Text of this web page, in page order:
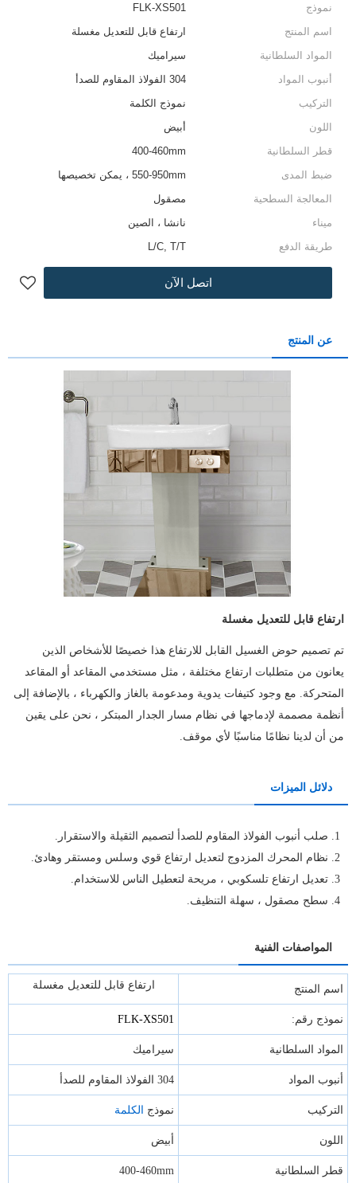
نموذج
FLK-XS501
اسم المنتج
ارتفاع قابل للتعديل مغسلة
المواد السلطانية
سيراميك
أنبوب المواد
304 الفولاذ المقاوم للصدأ
التركيب
نموذج الكلمة
اللون
أبيض
قطر السلطانية
400-460mm
ضبط المدى
550-950mm ، يمكن تخصيصها
المعالجة السطحية
مصقول
ميناء
نانشا ، الصين
طريقة الدفع
L/C, T/T
اتصل الآن
عن المنتج
ارتفاع قابل للتعديل مغسلة
تم تصميم حوض الغسيل القابل للارتفاع هذا خصيصًا للأشخاص الذين
يعانون من متطلبات ارتفاع مختلفة ، مثل مستخدمي المقاعد أو المقاعد
المتحركة. مع وجود كتيفات يدوية ومدعومة بالغاز والكهرباء ، بالإضافة إلى
أنظمة مصممة لإدماجها في نظام مسار الجدار المبتكر ، نحن على يقين
من أن لدينا نظامًا مناسبًا لأي موقف.
دلائل الميزات
1. صلب أنبوب الفولاذ المقاوم للصدأ لتصميم الثقيلة والاستقرار.
2. نظام المحرك المزدوج لتعديل ارتفاع قوي وسلس ومستقر وهادئ.
3. تعديل ارتفاع تلسكوبي ، مريحة لتعطيل الناس للاستخدام.
4. سطح مصقول ، سهلة التنظيف.
المواصفات الفنية
اسم المنتج ارتفاع قابل للتعديل مغسلة
نموذج رقم: FLK-XS501
المواد السلطانية سيراميك
أنبوب المواد 304 الفولاذ المقاوم للصدأ
التركيب نموذج الكلمة
اللون أبيض
قطر السلطانية 400-460mm